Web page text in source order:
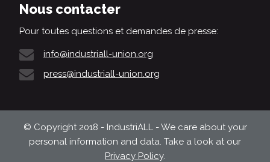
Nous contacter
Pour toutes questions et demandes de presse:
info@industriall-union.org
press@industriall-union.org
© Copyright 2018 - IndustriALL - We care about your
personal information and data. Take a look at our
Privacy Policy.